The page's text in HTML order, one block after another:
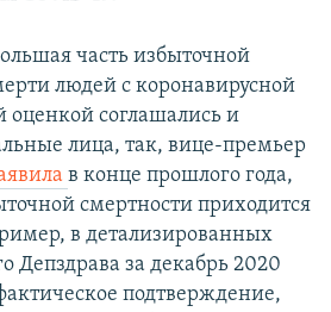
часть избыточной
людей с коронавирусной
оценкой соглашались и
лица, так, вице-премьер
в конце прошлого года,
смертности приходится
в детализированных
Депздрава за декабрь 2020
подтверждение,